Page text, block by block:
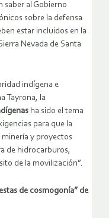
saber al Gobierno
sobre la defensa
estar incluidos en la
Nevada de Santa
indígena e
Tayrona, la
ha sido el tema
para que la
y proyectos
de hidrocarburos,
de la movilización”.
de cosmogonía” de